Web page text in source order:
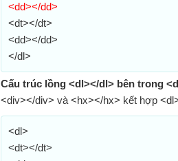
<dd></dd>
<dt></dt>
<dd></dd>
</dl>
Cấu trúc lồng <dl></dl> bên trong
<div></div> và <hx></hx> kết hợp
<dl>
<dt></dt>